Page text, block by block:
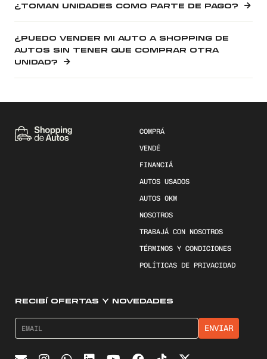
¿TOMAN UNIDADES COMO PARTE DE PAGO?
¿PUEDO VENDER MI AUTO A SHOPPING DE
AUTOS SIN TENER QUE COMPRAR OTRA
UNIDAD?
COMPRÁ
VENDÉ
FINANCIÁ
AUTOS USADOS
AUTOS 0KM
NOSOTROS
TRABAJÁ CON NOSOTROS
TÉRMINOS Y CONDICIONES
POLÍTICAS DE PRIVACIDAD
RECIBÍ OFERTAS Y NOVEDADES